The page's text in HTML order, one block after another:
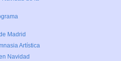
Madrid
Artística
Navidad